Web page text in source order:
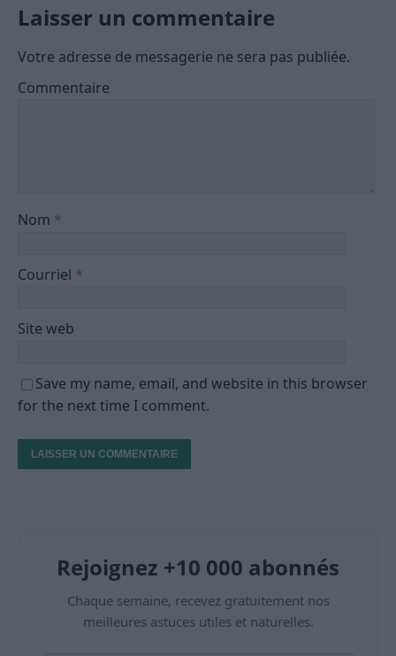
Laisser un commentaire
Votre adresse de messagerie ne sera pas publiée.
Commentaire
Nom *
Courriel *
Site web
Save my name, email, and website in this browser
for the next time I comment.
Rejoignez +10 000 abonnés
Chaque semaine, recevez gratuitement nos
meilleures astuces utiles et naturelles.